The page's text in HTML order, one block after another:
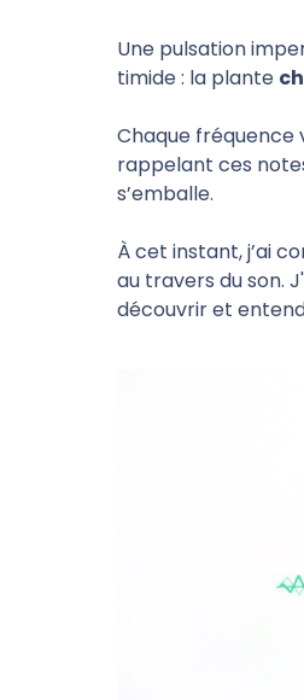
Une pulsation
timide : la plante
Chaque fréquence
rappelant ces
s’emballe.
À cet instant, j’ai
au travers du son.
découvrir et